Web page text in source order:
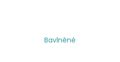
Bavlněné